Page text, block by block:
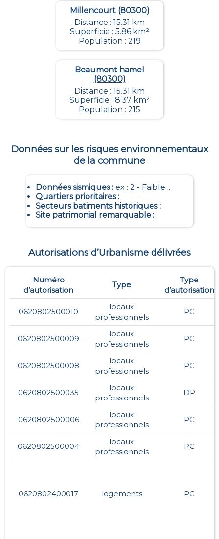
Millencourt (80300)
Distance : 15.31 km
Superficie : 5.86 km²
Population : 219
Beaumont hamel
(80300)
Distance : 15.31 km
Superficie : 8.37 km²
Population : 215
Données sur les risques environnementaux
de la commune
Données sismiques: ex : 2 - Faible ...
Quartiers prioritaires:
Secteurs batiments historiques:
Site patrimonial remarquable:
Autorisations d’Urbanisme délivrées
Numéro
d’autorisation
Type
Type
d’autorisation
0620802500010
locaux
professionnels
PC
0620802500009
locaux
professionnels
PC
0620802500008
locaux
professionnels
PC
0620802500035
locaux
professionnels
DP
0620802500006
locaux
professionnels
PC
0620802500004
locaux
professionnels
PC
0620802400017 logements PC